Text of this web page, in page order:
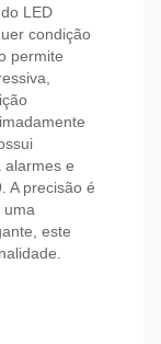
LED
condição
permite
alarmes e
A precisão é
uma
este